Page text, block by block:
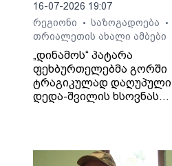
16-07-2026 19:07
რეგიონი
• საზოგადოება •
თრიალეთის ახალი ამბები
„დინამოს“ პატარა
ფეხბურთელებმა გორში
ტრაგიკულად დაღუპული
დედა-შვილის ხსოვნას